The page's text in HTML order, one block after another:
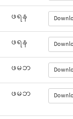
ဖရန
ဖရန
ဖမဘ
ဖမဘ